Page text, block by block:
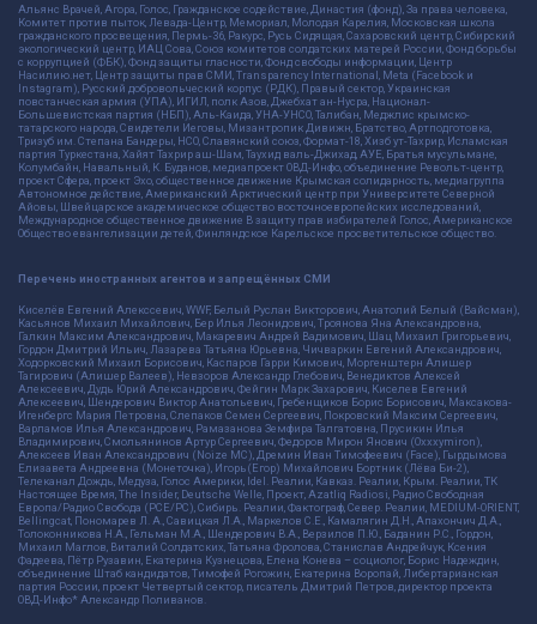
Альянс Врачей, Агора, Голос, Гражданское содействие, Династия (фонд), За права человека,
Комитет против пыток, Левада-Центр, Мемориал, Молодая Карелия, Московская школа
гражданского просвещения, Пермь-36, Ракурс, Русь Сидящая, Сахаровский центр, Сибирский
экологический центр, ИАЦ Сова, Союз комитетов солдатских матерей России, Фонд борьбы
с коррупцией (ФБК), Фонд защиты гласности, Фонд свободы информации, Центр
Насилию.нет, Центр защиты прав СМИ, Transparency International, Meta (Facebook и
Instagram), Русский добровольческий корпус (РДК), Правый сектор, Украинская
повстанческая армия (УПА), ИГИЛ, полк Азов, Джебхат ан-Нусра, Национал-
Большевистская партия (НБП), Аль-Каида, УНА-УНСО, Талибан, Меджлис крымско-
татарского народа, Свидетели Иеговы, Мизантропик Дивижн, Братство, Артподготовка,
Тризуб им. Степана Бандеры, НСО, Славянский союз, Формат-18, Хизб ут-Тахрир, Исламская
партия Туркестана, Хайят Тахрир аш-Шам, Таухид валь-Джихад, АУЕ, Братья мусульмане,
Колумбайн, Навальный, К. Буданов, медиапроект ОВД-Инфо, объединение Револьт-центр,
проект Сфера, проект Эхо, общественное движение Крымская солидарность, медиагруппа
Автономное действие, Американский Арктический центр при Университете Северной
Айовы, Швейцарское академическое общество восточноевропейских исследований,
Международное общественное движение В защиту прав избирателей Голос, Американское
Общество евангелизации детей, Финляндское Карельское просветительское общество.
Перечень иностранных агентов и запрещённых СМИ
Киселёв Евгений Алекссевич, WWF, Белый Руслан Викторович, Анатолий Белый (Вайсман),
Касьянов Михаил Михайлович, Бер Илья Леонидович, Троянова Яна Александровна,
Галкин Максим Александрович, Макаревич Андрей Вадимович, Шац Михаил Григорьевич,
Гордон Дмитрий Ильич, Лазарева Татьяна Юрьевна, Чичваркин Евгений Александрович,
Ходорковский Михаил Борисович, Каспаров Гарри Кимович, Моргенштерн Алишер
Тагирович (Алишер Валеев), Невзоров Александр Глебович, Венедиктов Алексей
Алексеевич, Дудь Юрий Александрович, Фейгин Марк Захарович, Киселев Евгений
Алексеевич, Шендерович Виктор Анатольевич, Гребенщиков Борис Борисович, Максакова-
Игенбергс Мария Петровна, Слепаков Семен Сергеевич, Покровский Максим Сергеевич,
Варламов Илья Александрович, Рамазанова Земфира Талгатовна, Прусикин Илья
Владимирович, Смольянинов Артур Сергеевич, Федоров Мирон Янович (Oxxxymiron),
Алексеев Иван Александрович (Noize MC), Дремин Иван Тимофеевич (Face), Гырдымова
Елизавета Андреевна (Монеточка), Игорь(Егор) Михайлович Бортник (Лёва Би-2),
Телеканал Дождь, Медуза, Голос Америки, Idel. Реалии, Кавказ. Реалии, Крым. Реалии, ТК
Настоящее Время, The Insider, Deutsche Welle, Проект, Azatliq Radiosi, Радио Свободная
Европа/Радио Свобода (PCE/PC), Сибирь. Реалии, Фактограф, Север. Реалии, MEDIUM-ORIENT,
Bellingcat, Пономарев Л. А., Савицкая Л.А., Маркелов С.Е., Камалягин Д.Н., Апахончич Д.А.,
Толоконникова Н.А., Гельман М.А., Шендерович В.А., Верзилов П.Ю., Баданин Р.С., Гордон,
Михаил Маглов, Виталий Солдатских, Татьяна Фролова, Станислав Андрейчук, Ксения
Фадеева, Пётр Рузавин, Екатерина Кузнецова, Елена Конева – социолог, Борис Надеждин,
объединение Штаб кандидатов, Тимофей Рогожин, Екатерина Воропай, Либертарианская
партия России, проект Четвертый сектор, писатель Дмитрий Петров, директор проекта
ОВД-Инфо* Александр Поливанов.